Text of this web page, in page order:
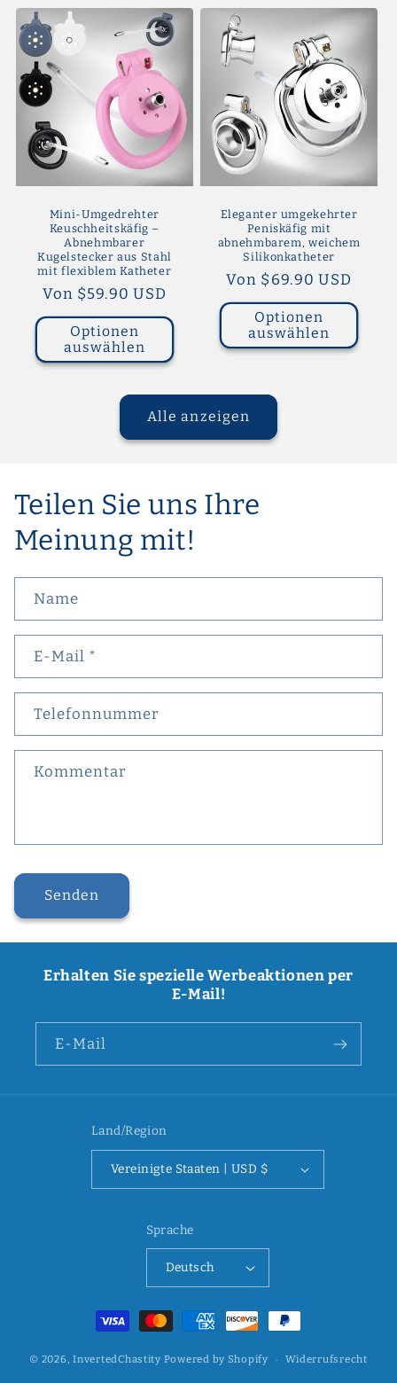
Mini-Umgedrehter
Keuschheitskäfig –
Abnehmbarer
Kugelstecker aus Stahl
mit flexiblem Katheter
Normaler
Preis
Von $59.90 USD
Optionen
auswählen
Eleganter umgekehrter
Peniskäfig mit
abnehmbarem, weichem
Silikonkatheter
Normaler
Preis
Von $69.90 USD
Optionen
auswählen
Alle anzeigen
Teilen Sie uns Ihre
Meinung mit!
Name
E-Mail *
Telefonnummer
Kommentar
Senden
Erhalten Sie spezielle Werbeaktionen per
E-Mail!
E-Mail
Land/Region
Vereinigte Staaten | USD $
Sprache
Deutsch
Zahlungsmethoden
© 2026,InvertedChastity Powered by Shopify Widerrufsrecht